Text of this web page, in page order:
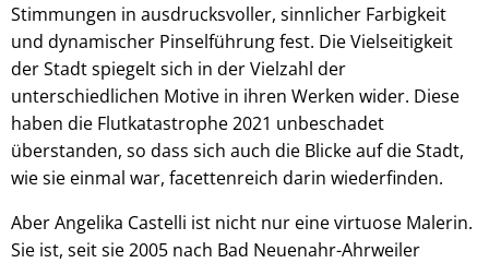
Stimmungen in ausdrucksvoller, sinnlicher Farbigkeit
und dynamischer Pinselführung fest. Die Vielseitigkeit
der Stadt spiegelt sich in der Vielzahl der
unterschiedlichen Motive in ihren Werken wider. Diese
haben die Flutkatastrophe 2021 unbeschadet
überstanden, so dass sich auch die Blicke auf die Stadt,
wie sie einmal war, facettenreich darin wiederfinden.
Aber Angelika Castelli ist nicht nur eine virtuose Malerin.
Sie ist, seit sie 2005 nach Bad Neuenahr-Ahrweiler